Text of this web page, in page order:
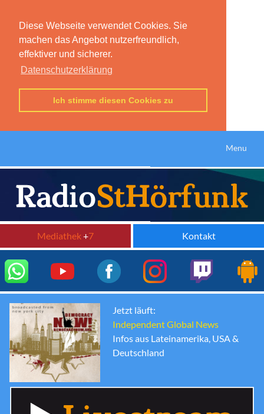
Diese Webseite verwendet Cookies. Sie
machen das Angebot nutzerfreundlich,
effektiver und sicherer.
Datenschutzerklärung
Ich stimme diesen Cookies zu
Menu
Mediathek+7 Kontakt
Jetzt läuft:
Independent Global News
Infos aus Lateinamerika, USA &
Deutschland